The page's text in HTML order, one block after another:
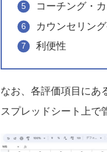
コーチング・
カウンセリン
利便性
なお、各評価項目にあ
スプレッドシート上で